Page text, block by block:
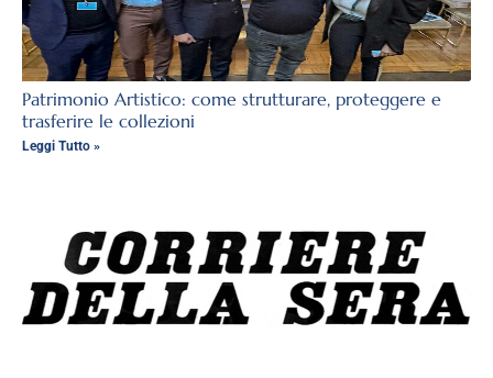
Patrimonio Artistico: come strutturare, proteggere e
trasferire le collezioni
Leggi Tutto »